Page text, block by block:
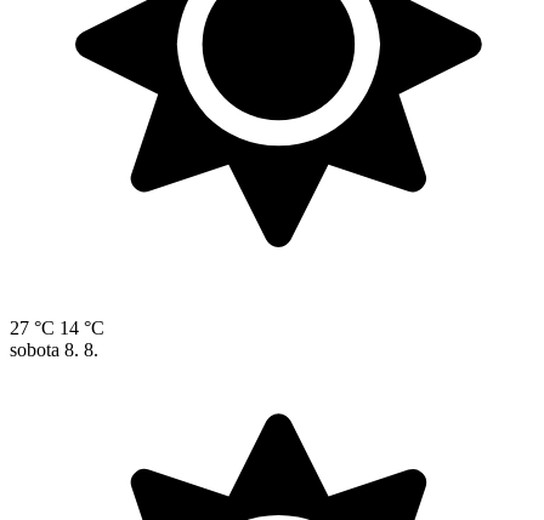
27 °C 14 °C
sobota 8. 8.